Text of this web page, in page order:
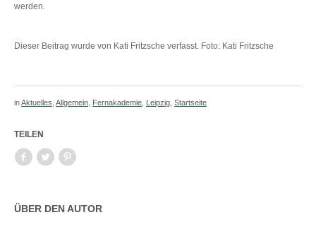
werden.
Dieser Beitrag wurde von Kati Fritzsche verfasst. Foto: Kati Fritzsche
inAktuelles Allgemein Fernakademie Leipzig Startseite
TEILEN
ÜBER DEN AUTOR